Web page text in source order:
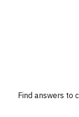
Find answers to